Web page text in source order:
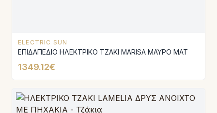
ELECTRIC SUN
ΕΠΙΔΑΠΕΔΙΟ ΗΛΕΚΤΡΙΚΟ ΤΖΑΚΙ MARISA ΜΑΥΡΟ MAT
1349.12€